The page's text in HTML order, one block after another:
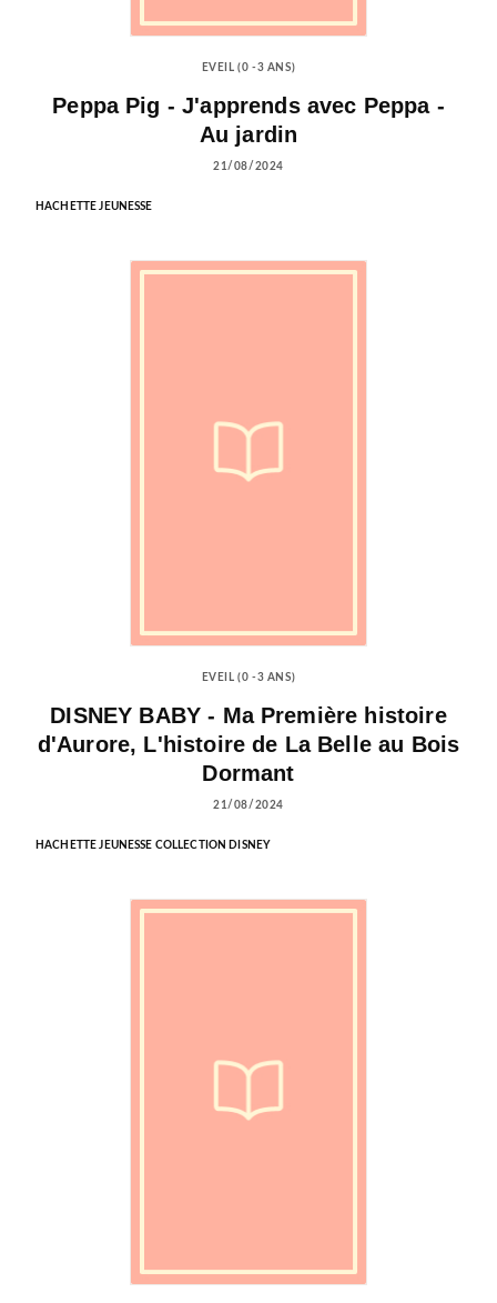
EVEIL (0 -3 ANS)
Peppa Pig - J'apprends avec Peppa -
Au jardin
21/08/2024
HACHETTE JEUNESSE
EVEIL (0 -3 ANS)
DISNEY BABY - Ma Première histoire
d'Aurore, L'histoire de La Belle au Bois
Dormant
21/08/2024
HACHETTE JEUNESSE COLLECTION DISNEY